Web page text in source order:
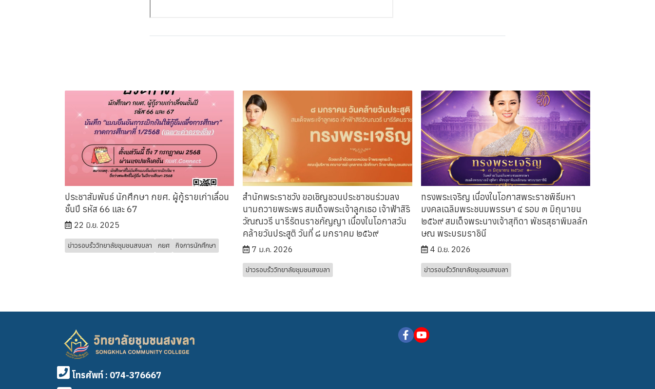
ประชาสัมพันธ์ นักศึกษา กยศ. ผู้กู้รายเก่าเลื่อน
ชั้นปี รหัส 66 และ 67
22 มิ.ย. 2025
ข่าวรอบรั้ววิทยาลัยชุมชนสงขลา กยศ กิจการนักศึกษา
สำนักพระราชวัง ขอเชิญชวนประชาชนร่วมลง
นามถวายพระพร สมเด็จพระเจ้าลูกเธอ เจ้าฟ้าสิริ
วัณณวรี นารีรัตนราชกัญญา เนื่องในโอกาสวัน
คล้ายวันประสูติ วันที่ ๘ มกราคม ๒๕๖๙
7 ม.ค. 2026
ข่าวรอบรั้ววิทยาลัยชุมชนสงขลา
ทรงพระเจริญ เนื่องในโอกาสพระราชพิธีมหา
มงคลเฉลิมพระชนมพรรษา ๔ รอบ ๓ มิถุนายน
๒๕๖๙ สมเด็จพระนางเจ้าสุทิดา พัชรสุธาพิมลลัก
ษณ พระบรมราชินี
4 มิ.ย. 2026
ข่าวรอบรั้ววิทยาลัยชุมชนสงขลา
โทรศัพท์ : 074-376667